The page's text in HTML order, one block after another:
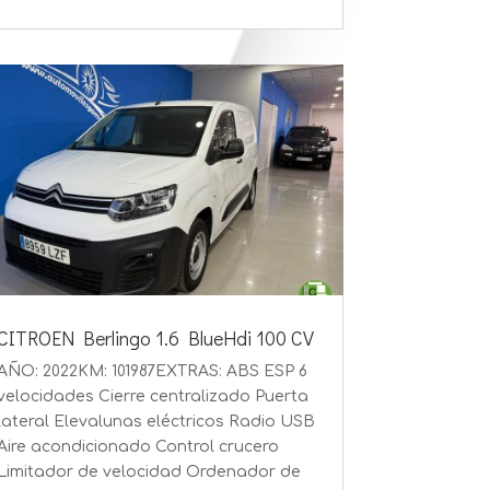
Berlingo 1.6 BlueHdi 100 CV
2022KM: 101987EXTRAS: ABS ESP 6
Cierre centralizado Puerta
Elevalunas eléctricos Radio USB
acondicionado Control crucero
de velocidad Ordenador de